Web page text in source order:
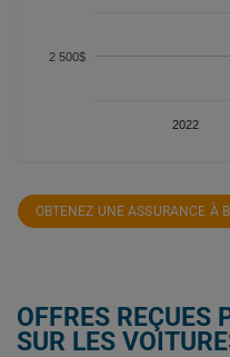
2022
2 500$
OBTENEZ UNE ASSURANCE À
OFFRES REÇUES
SUR LES